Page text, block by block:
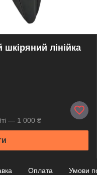
лінійка
— 1 000 ₴
Оплата Умови